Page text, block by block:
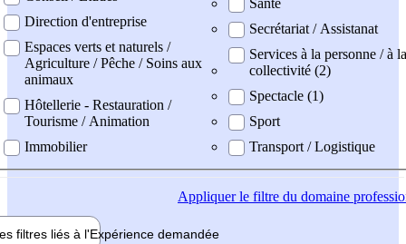
Direction d'entreprise
Espaces verts et naturels /
Agriculture / Pêche / Soins aux
animaux
Hôtellerie - Restauration /
Tourisme / Animation
Immobilier
Secrétariat / Assistanat
Services à la personne / à la
collectivité (2)
Spectacle (1)
Sport
Transport / Logistique
Appliquerle filtre du domaine
filtres liés à l'Expérience demandée